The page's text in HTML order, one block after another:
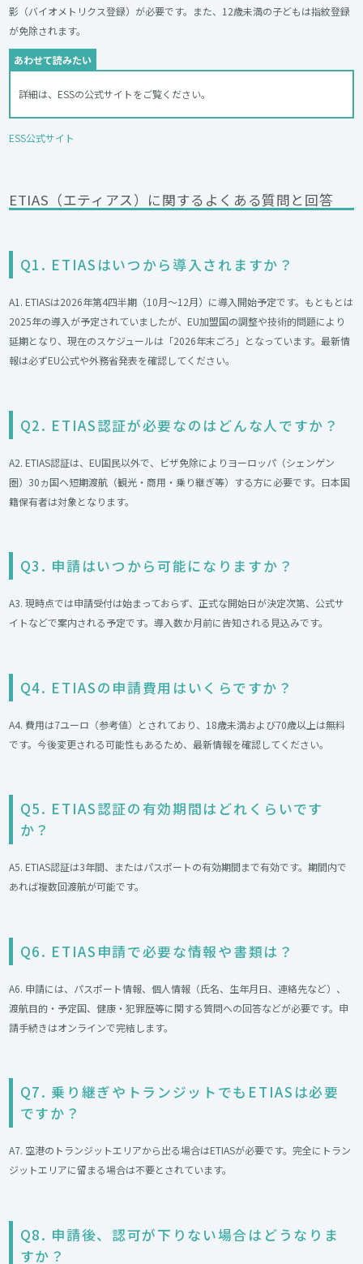
影（バイオメトリクス登録）が必要です。また、12歳未満の子どもは指紋登録
が免除されます。
詳細は、ESSの公式サイトをご覧ください。
ESS公式サイト
ETIAS（エティアス）に関するよくある質問と回答
Q1. ETIASはいつから導入されますか？
A1. ETIASは2026年第4四半期（10月～12月）に導入開始予定です。もともとは
2025年の導入が予定されていましたが、EU加盟国の調整や技術的問題により
延期となり、現在のスケジュールは「2026年末ごろ」となっています。最新情
報は必ずEU公式や外務省発表を確認してください。
Q2. ETIAS認証が必要なのはどんな人ですか？
A2. ETIAS認証は、EU国民以外で、ビザ免除によりヨーロッパ（シェンゲン
圏）30ヵ国へ短期渡航（観光・商用・乗り継ぎ等）する方に必要です。日本国
籍保有者は対象となります。
Q3. 申請はいつから可能になりますか？
A3. 現時点では申請受付は始まっておらず、正式な開始日が決定次第、公式サ
イトなどで案内される予定です。導入数か月前に告知される見込みです。
Q4. ETIASの申請費用はいくらですか？
A4. 費用は7ユーロ（参考値）とされており、18歳未満および70歳以上は無料
です。今後変更される可能性もあるため、最新情報を確認してください。
Q5. ETIAS認証の有効期間はどれくらいです
か？
A5. ETIAS認証は3年間、またはパスポートの有効期間まで有効です。期間内で
あれば複数回渡航が可能です。
Q6. ETIAS申請で必要な情報や書類は？
A6. 申請には、パスポート情報、個人情報（氏名、生年月日、連絡先など）、
渡航目的・予定国、健康・犯罪歴等に関する質問への回答などが必要です。申
請手続きはオンラインで完結します。
Q7. 乗り継ぎやトランジットでもETIASは必要
ですか？
A7. 空港のトランジットエリアから出る場合はETIASが必要です。完全にトラン
ジットエリアに留まる場合は不要とされています。
Q8. 申請後、認可が下りない場合はどうなりま
すか？